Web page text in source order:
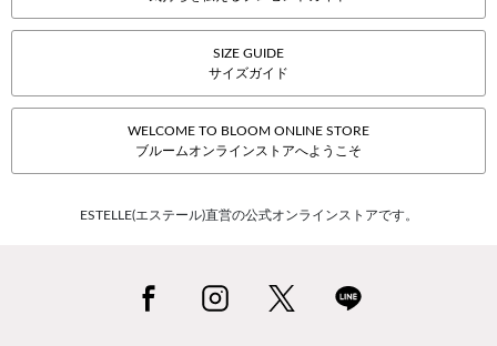
SIZE GUIDE
サイズガイド
WELCOME TO BLOOM ONLINE STORE
ブルームオンラインストアへようこそ
ESTELLE(エステール)直営の公式オンラインストアです。